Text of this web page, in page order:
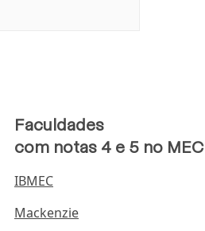
Faculdades
com notas 4 e 5 no MEC
IBMEC
Mackenzie